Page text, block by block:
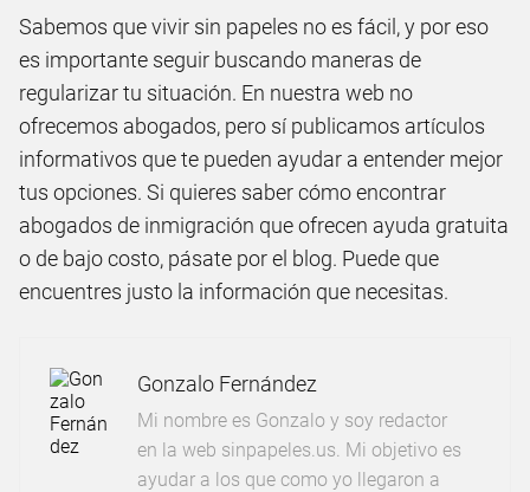
Sabemos que vivir sin papeles no es fácil, y por eso
es importante seguir buscando maneras de
regularizar tu situación. En nuestra web no
ofrecemos abogados, pero sí publicamos artículos
informativos que te pueden ayudar a entender mejor
tus opciones. Si quieres saber cómo encontrar
abogados de inmigración que ofrecen ayuda gratuita
o de bajo costo, pásate por el blog. Puede que
encuentres justo la información que necesitas.
Gonzalo Fernández
Mi nombre es Gonzalo y soy redactor
en la web sinpapeles.us. Mi objetivo es
ayudar a los que como yo llegaron a